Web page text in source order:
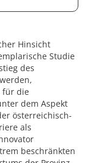
Hinsicht
Studie
des
für die
dem Aspekt
österreichisch-
als
beschränkten